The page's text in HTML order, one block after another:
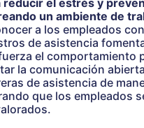
un ambiente de
a los empleados con
de asistencia
el comportamiento
la comunicación
de asistencia de
que los empleados